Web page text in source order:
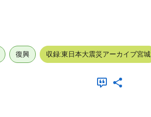
復興 収録:東日本大震災アーカイブ宮城